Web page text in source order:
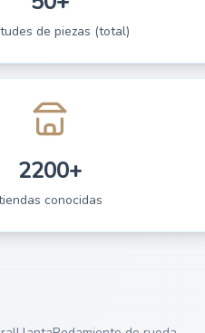
de piezas (total)
2200+
conocidas